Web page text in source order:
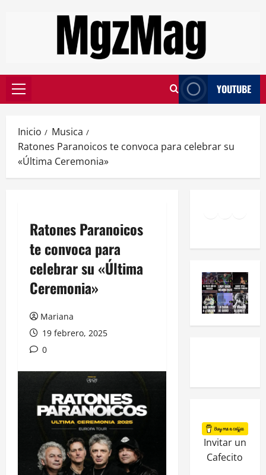
YOUTUBE
Inicio
Musica
Ratones Paranoicos te convoca para celebrar su
«Última Ceremonia»
Ratones Paranoicos
te convoca para
celebrar su «Última
Ceremonia»
Mariana
19 febrero, 2025
0
Invitar un
Cafecito